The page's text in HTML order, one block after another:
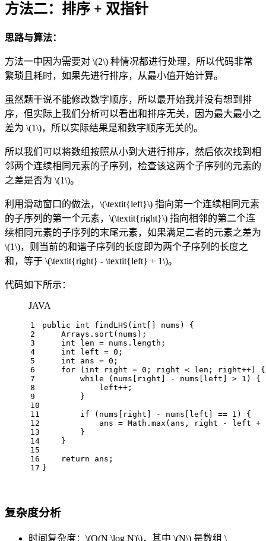
方法二：排序 + 双指针
思路与算法：
方法一中因为需要对 \(2\) 种情况都进行处理，所以代码非常
繁琐且耗时，如果先进行排序，从最小值开始计算。
虽然题干说不能修改数字顺序，所以最开始我并没有想到排
序，但实际上我们分析可以看出和排序无关，因为最大最小之
差为 \(1\)，所以实际结果是和数字顺序无关的。
所以我们可以将数组按照从小到大进行排序，然后依次找到相
邻两个连续相同元素的子序列，检查该这两个子序列的元素的
之差是否为 \(1\)。
利用滑动窗口的做法， \(\textit{left}\) 指向第一个连续相同元素
的子序列的第一个元素， \(\textit{right}\) 指向相邻的第二个连
续相同元素的子序列的末尾元素，如果满足二者的元素之差为
\(1\)，则当前的和谐子序列的长度即为两个子序列的长度之
和，等于 \(\textit{right} - \textit{left} + 1\)。
代码如下所示：
JAVA
1
2
3
4
5
6
7
8
9
10
11
12
13
14
15
16
17
public int findLHS ( int [] nums)
{
    Arrays.sort(nums);
int
len = nums.length;
int
left = 0 ;
int
ans = 0 ;
for ( int right = 0 ; right < len; right++) {
while (nums[right] - nums[left] > 1 ) {
            left++;
        }
if (nums[right] - nums[left] == 1 ) {
            ans = Math.max(ans, right - left +
        }
    }
return ans;
}
复杂度分析
时间复杂度： \(O(N \log N)\)，其中 \(N\) 是数组 \